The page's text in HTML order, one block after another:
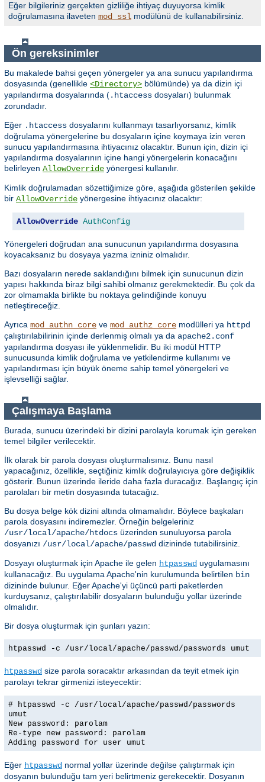
Eğer bilgileriniz gerçekten gizliliğe ihtiyaç duyuyorsa kimlik
doğrulamasına ilaveten mod_ssl modülünü de kullanabilirsiniz.
Ön gereksinimler
Bu makalede bahsi geçen yönergeler ya ana sunucu yapılandırma
dosyasında (genellikle <Directory> bölümünde) ya da dizin içi
yapılandırma dosyalarında (.htaccess dosyaları) bulunmak
zorundadır.
Eğer .htaccess dosyalarını kullanmayı tasarlıyorsanız, kimlik
doğrulama yönergelerine bu dosyaların içine koymaya izin veren
sunucu yapılandırmasına ihtiyacınız olacaktır. Bunun için, dizin içi
yapılandırma dosyalarının içine hangi yönergelerin konacağını
belirleyen AllowOverride yönergesi kullanılır.
Kimlik doğrulamadan sözettiğimize göre, aşağıda gösterilen şekilde
bir AllowOverride yönergesine ihtiyacınız olacaktır:
AllowOverride AuthConfig
Yönergeleri doğrudan ana sunucunun yapılandırma dosyasına
koyacaksanız bu dosyaya yazma izniniz olmalıdır.
Bazı dosyaların nerede saklandığını bilmek için sunucunun dizin
yapısı hakkında biraz bilgi sahibi olmanız gerekmektedir. Bu çok da
zor olmamakla birlikte bu noktaya gelindiğinde konuyu
netleştireceğiz.
Ayrıca mod_authn_core ve mod_authz_core modülleri ya httpd
çalıştırılabilirinin içinde derlenmiş olmalı ya da apache2.conf
yapılandırma dosyası ile yüklenmelidir. Bu iki modül HTTP
sunucusunda kimlik doğrulama ve yetkilendirme kullanımı ve
yapılandırması için büyük öneme sahip temel yönergeleri ve
işlevselliği sağlar.
Çalışmaya Başlama
Burada, sunucu üzerindeki bir dizini parolayla korumak için gereken
temel bilgiler verilecektir.
İlk olarak bir parola dosyası oluşturmalısınız. Bunu nasıl
yapacağınız, özellikle, seçtiğiniz kimlik doğrulayıcıya göre değişiklik
gösterir. Bunun üzerinde ileride daha fazla duracağız. Başlangıç için
parolaları bir metin dosyasında tutacağız.
Bu dosya belge kök dizini altında olmamalıdır. Böylece başkaları
parola dosyasını indiremezler. Örneğin belgeleriniz
/usr/local/apache/htdocs üzerinden sunuluyorsa parola
dosyanızı /usr/local/apache/passwd dizininde tutabilirsiniz.
Dosyayı oluşturmak için Apache ile gelen htpasswd uygulamasını
kullanacağız. Bu uygulama Apache'nin kurulumunda belirtilen bin
dizininde bulunur. Eğer Apache'yi üçüncü parti paketlerden
kurduysanız, çalıştırılabilir dosyaların bulunduğu yollar üzerinde
olmalıdır.
Bir dosya oluşturmak için şunları yazın:
htpasswd -c /usr/local/apache/passwd/passwords umut
htpasswd size parola soracaktır arkasından da teyit etmek için
parolayı tekrar girmenizi isteyecektir:
# htpasswd -c /usr/local/apache/passwd/passwords
umut
New password: parolam
Re-type new password: parolam
Adding password for user umut
Eğer htpasswd normal yollar üzerinde değilse çalıştırmak için
dosyanın bulunduğu tam yeri belirtmeniz gerekecektir. Dosyanın